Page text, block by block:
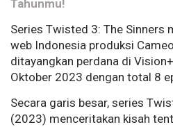
Tahunmu!
Series Twisted 3: The Sinners
web Indonesia produksi
ditayangkan perdana di
Oktober 2023 dengan total 8
Secara garis besar, series
(2023) menceritakan kisah